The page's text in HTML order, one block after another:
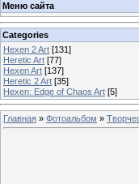
Меню сайта
Categories
Hexen 2 Art [131]
Heretic Art [77]
Hexen Art [137]
Heretic 2 Art [35]
Hexen: Edge of Chaos Art [5]
Главная » Фотоальбом »